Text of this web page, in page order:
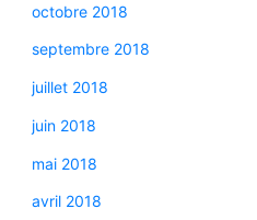
octobre 2018
septembre 2018
juillet 2018
juin 2018
mai 2018
avril 2018